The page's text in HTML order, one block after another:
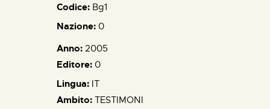
Codice: Bg1
Nazione: 0
Anno: 2005
Editore: 0
Lingua: IT
Ambito: TESTIMONI